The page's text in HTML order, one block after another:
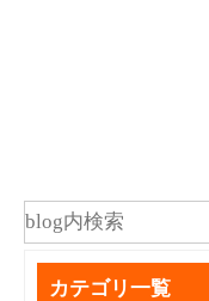
カテゴリ一覧